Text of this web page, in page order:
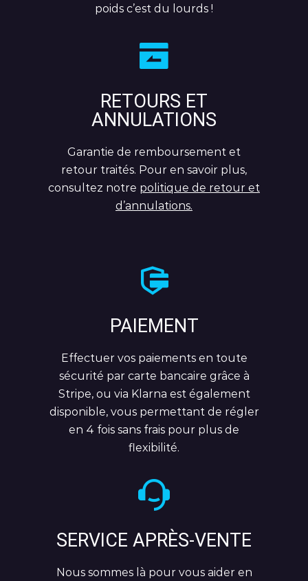
poids c’est du lourds !
RETOURS ET
ANNULATIONS
Garantie de remboursement et
retour traités. Pour en savoir plus,
consultez notre politique de retour et
d’annulations.
PAIEMENT
Effectuer vos paiements en toute
sécurité par carte bancaire grâce à
Stripe, ou via Klarna est également
disponible, vous permettant de régler
en 4 fois sans frais pour plus de
flexibilité.
SERVICE APRÈS-VENTE
Nous sommes là pour vous aider en